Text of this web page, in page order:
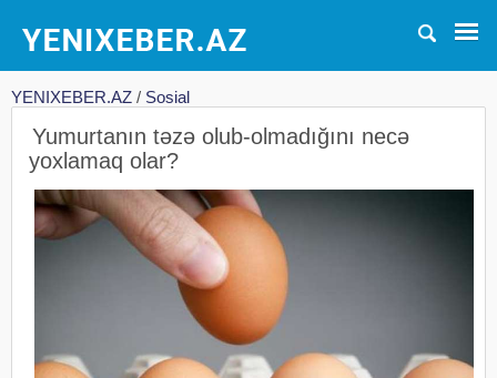
YENIXEBER.AZ / Sosial
Yumurtanın təzə olub-olmadığını necə
yoxlamaq olar?